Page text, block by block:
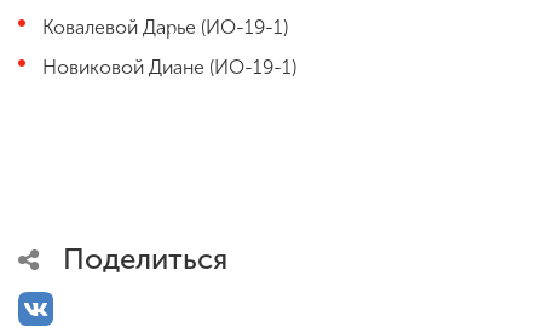
Ковалевой Дарье (ИО-19-1)
Новиковой Диане (ИО-19-1)
Поделиться